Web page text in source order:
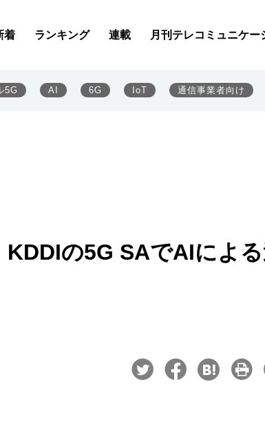
着 ランキング 連載 月刊テレコミュニケー
5G AI 6G IoT 通信事業者向け
の5G SAでAIによ